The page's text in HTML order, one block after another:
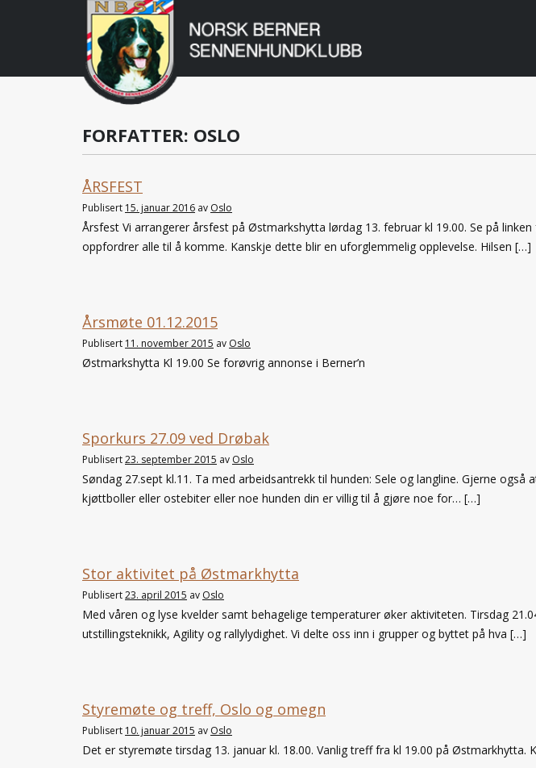
Norsk
Berner
Sennenhundklubb
FORFATTER: OSLO
ÅRSFEST
Publisert 15. januar 2016 av Oslo
Årsfest Vi arrangerer årsfest på Østmarkshytta lørdag 13. februar kl 19.00. Se på
oppfordrer alle til å komme. Kanskje dette blir en uforglemmelig opplevelse. Hilsen […]
Årsmøte 01.12.2015
Publisert 11. november 2015 av Oslo
Østmarkshytta Kl 19.00 Se forøvrig annonse i Berner’n
Sporkurs 27.09 ved Drøbak
Publisert23. september 2015 av Oslo
Søndag 27.sept kl.11. Ta med arbeidsantrekk til hunden: Sele og langline. Gjerne også
kjøttboller eller ostebiter eller noe hunden din er villig til å gjøre noe for… […]
Stor aktivitet på Østmarkhytta
Publisert23. april 2015 av Oslo
Med våren og lyse kvelder samt behagelige temperaturer øker aktiviteten. Tirsdag
utstillingsteknikk, Agility og rallylydighet. Vi delte oss inn i grupper og byttet på hva […]
Styremøte og treff, Oslo og omegn
Publisert 10. januar 2015 av Oslo
Det er styremøte tirsdag 13. januar kl. 18.00. Vanlig treff fra kl 19.00 på Østmarkhytta.